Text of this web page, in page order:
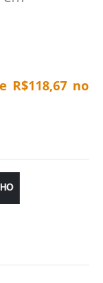
R$118,67 no